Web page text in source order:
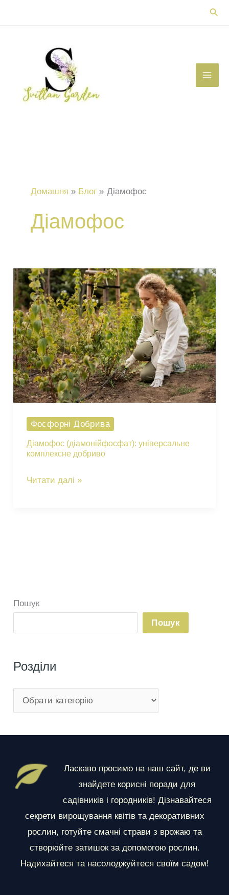
Домашня Блог Діамофос
Діамофос
Фосфорні Добрива
Діамофос (діамонійфосфат): універсальне
комплексне добриво
Діамофос
Читати далі »
Пошук
Пошук
Розділи
о
л
Ласкаво просимо на наш сайт, де ви
знайдете корисні поради для
садівників і городників! Дізнавайтеся
секрети вирощування квітів та декоративних
рослин, готуйте смачні страви з врожаю та
створюйте затишок за допомогою рослин.
Надихайтеся та насолоджуйтеся своїм садом!